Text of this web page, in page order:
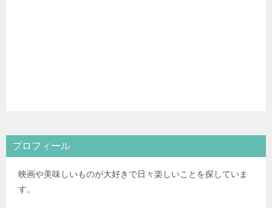
プロフィール
映画や美味しいものが大好きで日々楽しいことを探していま
す。